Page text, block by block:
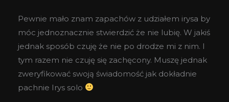
Pewnie mało znam zapachów z udziałem irysa by
móc jednoznacznie stwierdzić że nie lubię. W jakiś
jednak sposób czuję że nie po drodze mi z nim. I
tym razem nie czuję się zachęcony. Muszę jednak
zweryfikować swoją świadomość jak dokładnie
pachnie Irys solo